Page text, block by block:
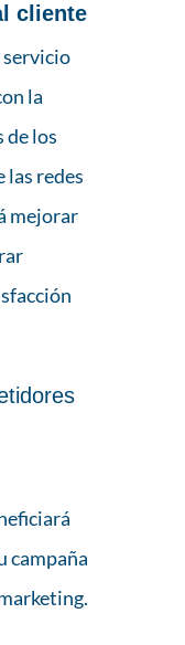
cliente
servicio
la
de los
las redes
mejorar
campaña